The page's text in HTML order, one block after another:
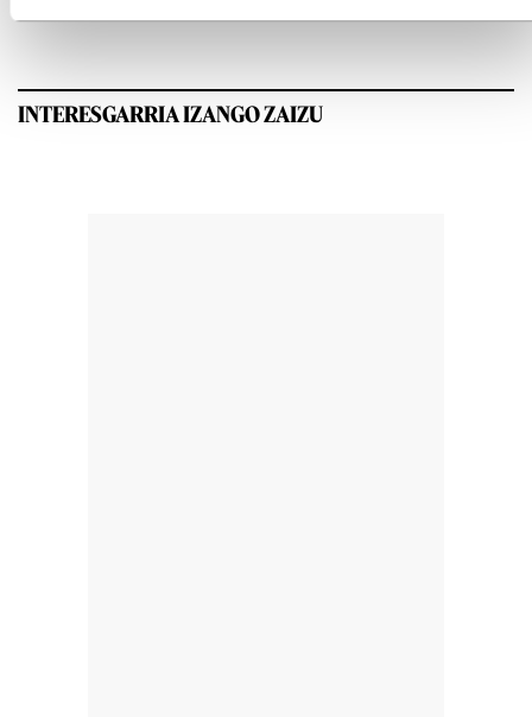
INTERESGARRIA IZANGO ZAIZU